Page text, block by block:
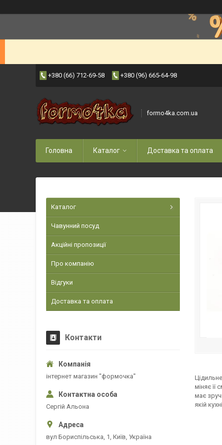
+380 (66) 712-69-58 +380 (96) 665-64-98
formo4ka.com.ua
Головна Каталог Доставка та оплата
міняє її
має
якій
Каталог
Чавунний посуд
Акційні пропозиції
Про компанію
Відгуки
Доставка та оплата
Контакти
інтернет магазин "формочка"
Сергій Альона
вул Бориспільська, 1, Київ, Україна